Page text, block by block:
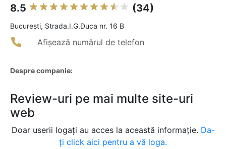
8.5 (34)
Bucureşti, Strada.I.G.Duca nr. 16 B
Afișează numărul de telefon
Despre companie:
Review-uri pe mai multe site-uri
web
Doar userii logați au acces la această informație. Da-
ți click aici pentru a vă loga.